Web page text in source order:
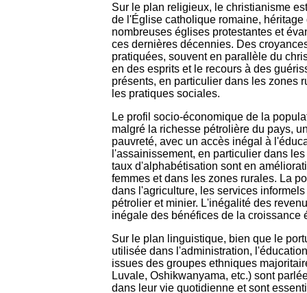
Sur le plan religieux, le christianisme
de l'Église catholique romaine,
nombreuses églises protestantes et
ces dernières décennies. Des
pratiquées, souvent en parallèle du
en des esprits et le recours à des
présents, en particulier dans les zones
les pratiques sociales.
Le profil socio-économique de la
malgré la richesse pétrolière du pays,
pauvreté, avec un accès inégal à
l'assainissement, en particulier dans
taux d'alphabétisation sont en
femmes et dans les zones rurales. La
dans l'agriculture, les services
pétrolier et minier. L'inégalité des
inégale des bénéfices de la croissance
Sur le plan linguistique, bien que le
utilisée dans l'administration,
issues des groupes ethniques
Luvale, Oshikwanyama, etc.) sont
dans leur vie quotidienne et sont